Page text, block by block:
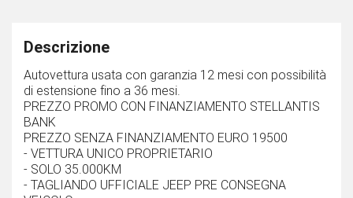
Descrizione
Autovettura usata con garanzia 12 mesi con possibilità
di estensione fino a 36 mesi.
PREZZO PROMO CON FINANZIAMENTO STELLANTIS
BANK
PREZZO SENZA FINANZIAMENTO EURO 19500
- VETTURA UNICO PROPRIETARIO
- SOLO 35.000KM
- TAGLIANDO UFFICIALE JEEP PRE CONSEGNA